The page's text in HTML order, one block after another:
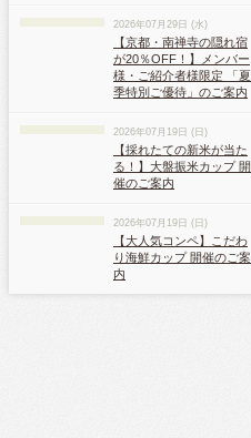
2026年07月29日 (水)
【京都・南禅寺の隠れ宿
が20％OFF！】メンバー
様・ご紹介者様限定 「夏
季特別ご優待」のご案内
2026年07月19日 (日)
【採れたての新米が当た
る！】大盤振米カップ 開
催のご案内
2026年07月19日 (日)
【大人気コンペ】こだわ
り海鮮カップ 開催のご案
内